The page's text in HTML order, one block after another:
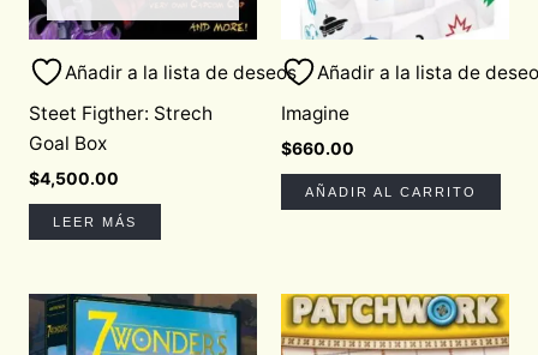
Añadir a la lista de deseos
Steet Figther: Strech
Goal Box
$4,500.00
LEER MÁS
Añadir a la lista de
Imagine
$660.00
AÑADIR AL CARRITO